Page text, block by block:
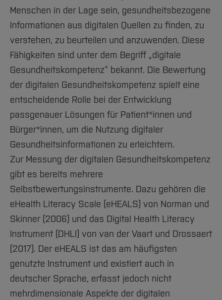
Arbeiten im FB G
Forschung und Projekte
International
Team
Service
Studiengänge
Studieninteressierte
Aktuelles
Studium
Fachgruppen
Forschung und Entwicklung
International
Team
Amtliche Bekanntmachungen
Notfall-Infos
BO Shop
Familiengerechte Hochschule
Gleichstellung
Diskriminierungsfreie Hochschule
Vertretungen
Wahlen
Hochschulbibliothek
Hochschulkommunikation
International Office
Medienzentrum
qed-Stiftung
Zentrale Studienberatung
Menschen in der Lage sein, gesundheitsbezogene
Informationen aus digitalen Quellen zu finden, zu
verstehen, zu beurteilen und anzuwenden. Diese
Fähigkeiten sind unter dem Begriff „digitale
Gesundheitskompetenz“ bekannt. Die Bewertung
der digitalen Gesundheitskompetenz spielt eine
entscheidende Rolle bei der Entwicklung
passgenauer Lösungen für Patient*innen und
Bürger*innen, um die Nutzung digitaler
Gesundheitsinformationen zu erleichtern.
Zur Messung der digitalen Gesundheitskompetenz
gibt es bereits mehrere
Selbstbewertungsinstrumente. Dazu gehören die
eHealth Literacy Scale (eHEALS) von Norman und
Skinner (2006) und das Digital Health Literacy
Instrument (DHLI) von van der Vaart und Drossaert
(2017). Der eHEALS ist das am häufigsten
genutzte Instrument und existiert auch in
deutscher Sprache, erfasst jedoch nicht
mehrdimensionale Aspekte der digitalen